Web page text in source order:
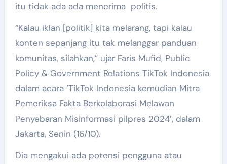
itu tidak ada ada menerima politis.
“Kalau iklan [politik] kita melarang, tapi kalau
konten sepanjang itu tak melanggar panduan
komunitas, silahkan,” ujar Faris Mufid, Public
Policy & Government Relations TikTok Indonesia
dalam acara ‘TikTok Indonesia kemudian Mitra
Pemeriksa Fakta Berkolaborasi Melawan
Penyebaran Misinformasi pilpres 2024’, dalam
Jakarta, Senin (16/10).
Dia mengakui ada potensi pengguna atau